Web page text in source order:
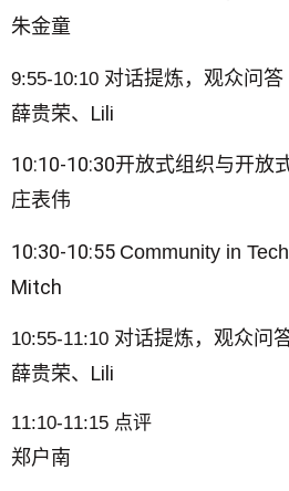
朱金童
9:55-10:10 对话提炼，观众问答
薛贵荣、Lili
10:10-10:30开放式组织与开放
庄表伟
10:30-10:55 Community in
Mitch
10:55-11:10 对话提炼，观众问
薛贵荣、Lili
11:10-11:15 点评
郑户南